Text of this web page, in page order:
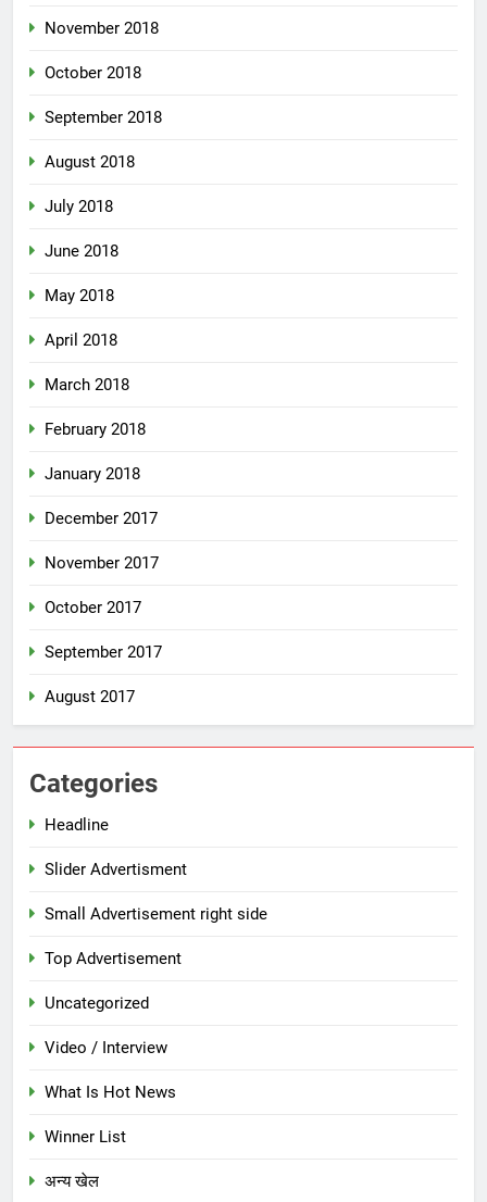
November 2018
October 2018
September 2018
August 2018
July 2018
June 2018
May 2018
April 2018
March 2018
February 2018
January 2018
December 2017
November 2017
October 2017
September 2017
August 2017
Categories
Headline
Slider Advertisment
Small Advertisement right side
Top Advertisement
Uncategorized
Video / Interview
What Is Hot News
Winner List
अन्य खेल